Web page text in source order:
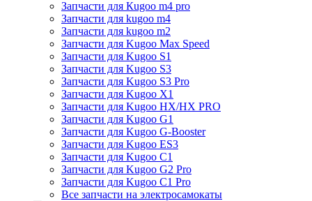
Запчасти для Кugoo m4 pro
Запчасти для kugoo m4
Запчасти для kugoo m2
Запчасти для Kugoo Max Speed
Запчасти для Kugoo S1
Запчасти для Kugoo S3
Запчасти для Kugoo S3 Pro
Запчасти для Kugoo X1
Запчасти для Kugoo HX/HX PRO
Запчасти для Kugoo G1
Запчасти для Kugoo G-Booster
Запчасти для Kugoo ES3
Запчасти для Kugoo C1
Запчасти для Kugoo G2 Pro
Запчасти для Kugoo C1 Pro
Все запчасти на электросамокаты